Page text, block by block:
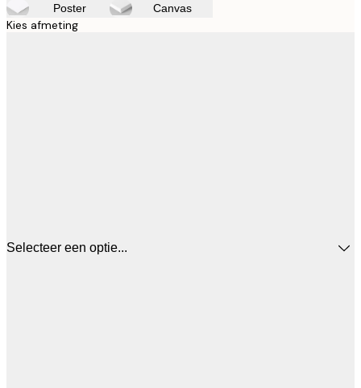
Poster Canvas
Kies afmeting
Selecteer een optie...